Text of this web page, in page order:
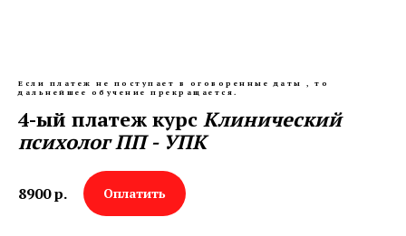
Если платеж не поступает в оговоренные даты , то
дальнейшее обучение прекращается.
4-ый платеж курс Клинический
психолог ПП - УПК
8900р. Оплатить